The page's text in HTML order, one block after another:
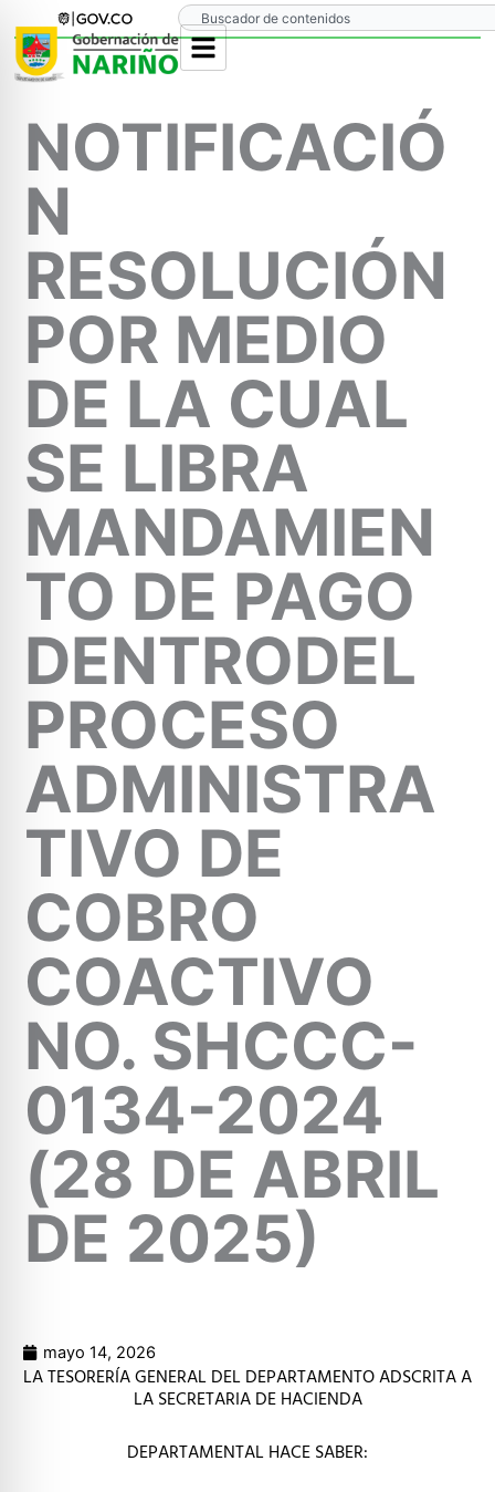
contenido
Search
NOTIFICACIÓ
N
RESOLUCIÓN
POR MEDIO
DE LA CUAL
SE LIBRA
MANDAMIEN
TO DE PAGO
DENTRODEL
PROCESO
ADMINISTRA
TIVO DE
COBRO
COACTIVO
NO. SHCCC-
0134-2024
(28 DE ABRIL
DE 2025)
mayo 14, 2026
LA TESORERÍA GENERAL DEL DEPARTAMENTO ADSCRITA A
LA SECRETARIA DE HACIENDA
DEPARTAMENTAL HACE SABER: